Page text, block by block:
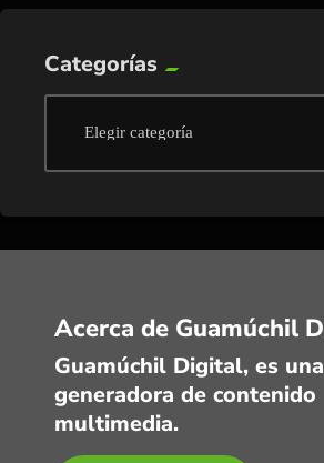
Categorías
Acerca de Guamúchil
Guamúchil Digital, es
generadora de contenido
multimedia.